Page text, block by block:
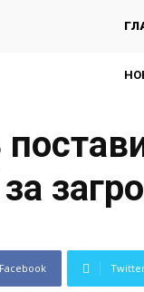
за
Facebook